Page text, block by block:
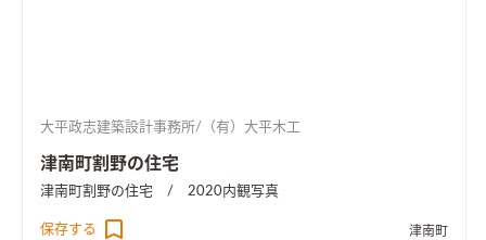
大平政志建築設計事務所/（有）大平木工
津南町割野の住宅
津南町割野の住宅 / 2020内観写真
保存する 津南町